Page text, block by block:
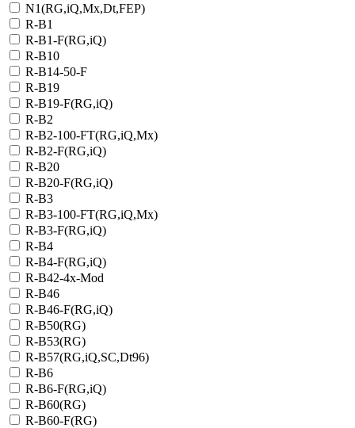
N1(RG,iQ,Mx,Dt,FEP)
R-B1
R-B1-F(RG,iQ)
R-B10
R-B14-50-F
R-B19
R-B19-F(RG,iQ)
R-B2
R-B2-100-FT(RG,iQ,Mx)
R-B2-F(RG,iQ)
R-B20
R-B20-F(RG,iQ)
R-B3
R-B3-100-FT(RG,iQ,Mx)
R-B3-F(RG,iQ)
R-B4
R-B4-F(RG,iQ)
R-B42-4x-Mod
R-B46
R-B46-F(RG,iQ)
R-B50(RG)
R-B53(RG)
R-B57(RG,iQ,SC,Dt96)
R-B6
R-B6-F(RG,iQ)
R-B60(RG)
R-B60-F(RG)